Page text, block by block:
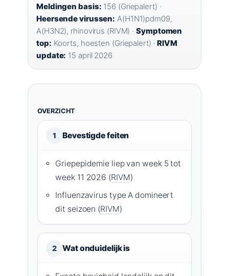
Meldingen basis: 156 (Griepalert) ·
Heersende virussen: A(H1N1)pdm09,
A(H3N2), rhinovirus (RIVM) ·Symptomen
top: Koorts, hoesten (Griepalert) ·RIVM
update: 15 april 2026
OVERZICHT
1 Bevestigde feiten
Griepepidemie liep van week 5 tot
week 11 2026 (RIVM)
Influenzavirus type A domineert
dit seizoen (RIVM)
2 Wat onduidelijk is